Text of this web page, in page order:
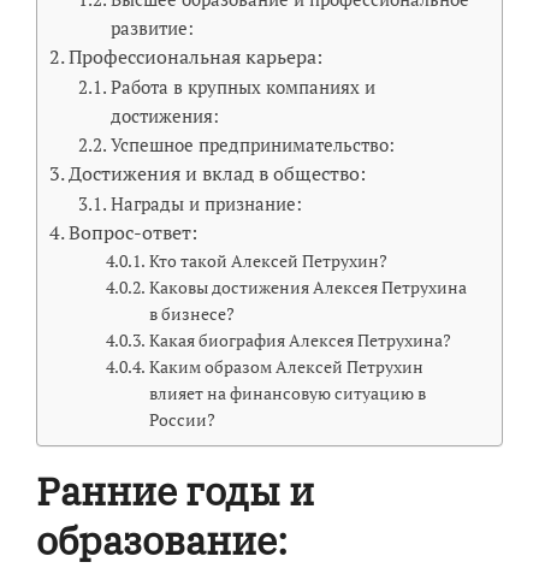
развитие:
Профессиональная карьера:
Работа в крупных компаниях и
достижения:
Успешное предпринимательство:
Достижения и вклад в общество:
Награды и признание:
Вопрос-ответ:
Кто такой Алексей Петрухин?
Каковы достижения Алексея Петрухина
в бизнесе?
Какая биография Алексея Петрухина?
Каким образом Алексей Петрухин
влияет на финансовую ситуацию в
России?
Ранние годы и
образование: